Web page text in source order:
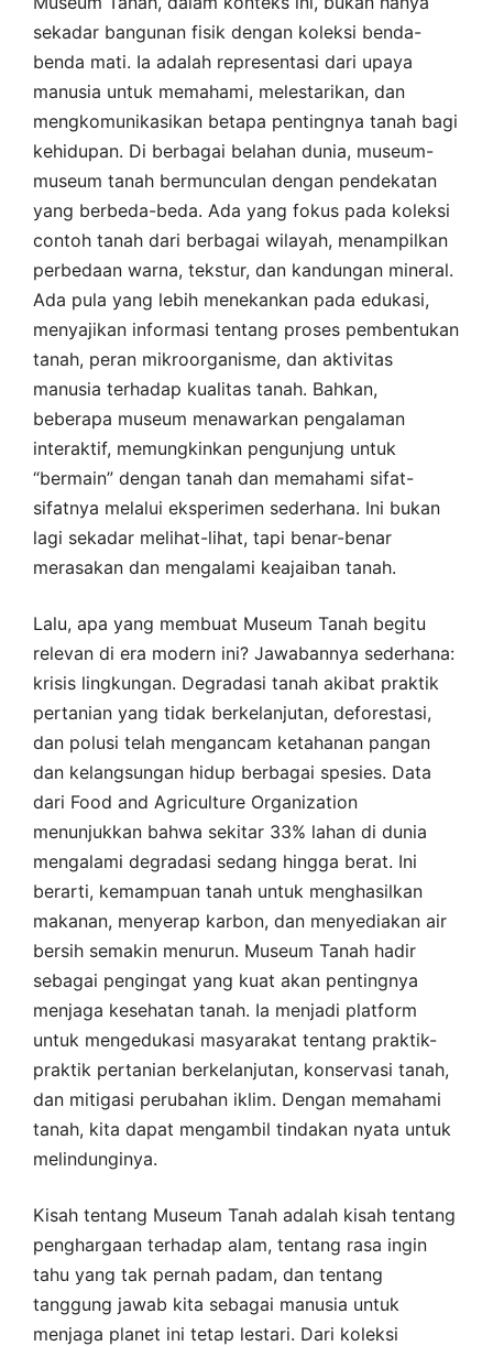
sekadar bangunan fisik dengan koleksi benda-
benda mati. Ia adalah representasi dari upaya
manusia untuk memahami, melestarikan, dan
mengkomunikasikan betapa pentingnya tanah bagi
kehidupan. Di berbagai belahan dunia, museum-
museum tanah bermunculan dengan pendekatan
yang berbeda-beda. Ada yang fokus pada koleksi
contoh tanah dari berbagai wilayah, menampilkan
perbedaan warna, tekstur, dan kandungan mineral.
Ada pula yang lebih menekankan pada edukasi,
menyajikan informasi tentang proses pembentukan
tanah, peran mikroorganisme, dan aktivitas
manusia terhadap kualitas tanah. Bahkan,
beberapa museum menawarkan pengalaman
interaktif, memungkinkan pengunjung untuk
“bermain” dengan tanah dan memahami sifat-
sifatnya melalui eksperimen sederhana. Ini bukan
lagi sekadar melihat-lihat, tapi benar-benar
merasakan dan mengalami keajaiban tanah.
Lalu, apa yang membuat Museum Tanah begitu
relevan di era modern ini? Jawabannya sederhana:
krisis lingkungan. Degradasi tanah akibat praktik
pertanian yang tidak berkelanjutan, deforestasi,
dan polusi telah mengancam ketahanan pangan
dan kelangsungan hidup berbagai spesies. Data
dari Food and Agriculture Organization
menunjukkan bahwa sekitar 33% lahan di dunia
mengalami degradasi sedang hingga berat. Ini
berarti, kemampuan tanah untuk menghasilkan
makanan, menyerap karbon, dan menyediakan air
bersih semakin menurun. Museum Tanah hadir
sebagai pengingat yang kuat akan pentingnya
menjaga kesehatan tanah. Ia menjadi platform
untuk mengedukasi masyarakat tentang praktik-
praktik pertanian berkelanjutan, konservasi tanah,
dan mitigasi perubahan iklim. Dengan memahami
tanah, kita dapat mengambil tindakan nyata untuk
melindunginya.
Kisah tentang Museum Tanah adalah kisah tentang
penghargaan terhadap alam, tentang rasa ingin
tahu yang tak pernah padam, dan tentang
tanggung jawab kita sebagai manusia untuk
menjaga planet ini tetap lestari. Dari koleksi